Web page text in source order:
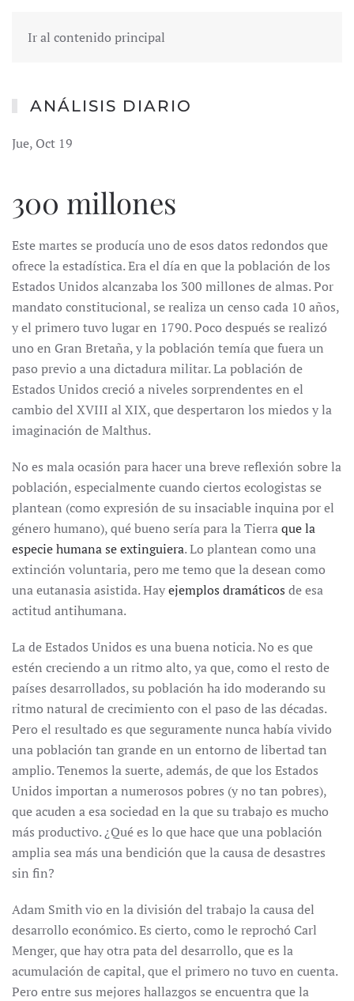
Ir al contenido principal
ANÁLISIS DIARIO
Jue, Oct 19
300 millones
Este martes se producía uno de esos datos redondos que
ofrece la estadística. Era el día en que la población de los
Estados Unidos alcanzaba los 300 millones de almas. Por
mandato constitucional, se realiza un censo cada 10 años,
y el primero tuvo lugar en 1790. Poco después se realizó
uno en Gran Bretaña, y la población temía que fuera un
paso previo a una dictadura militar. La población de
Estados Unidos creció a niveles sorprendentes en el
cambio del XVIII al XIX, que despertaron los miedos y la
imaginación de Malthus.
No es mala ocasión para hacer una breve reflexión sobre la
población, especialmente cuando ciertos ecologistas se
plantean (como expresión de su insaciable inquina por el
género humano), qué bueno sería para la Tierraque la
especie humana se extinguiera. Lo plantean como una
extinción voluntaria, pero me temo que la desean como
una eutanasia asistida. Hayejemplos dramáticos de esa
actitud antihumana.
La de Estados Unidos es una buena noticia. No es que
estén creciendo a un ritmo alto, ya que, como el resto de
países desarrollados, su población ha ido moderando su
ritmo natural de crecimiento con el paso de las décadas.
Pero el resultado es que seguramente nunca había vivido
una población tan grande en un entorno de libertad tan
amplio. Tenemos la suerte, además, de que los Estados
Unidos importan a numerosos pobres (y no tan pobres),
que acuden a esa sociedad en la que su trabajo es mucho
más productivo. ¿Qué es lo que hace que una población
amplia sea más una bendición que la causa de desastres
sin fin?
Adam Smith vio en la división del trabajo la causa del
desarrollo económico. Es cierto, como le reprochó Carl
Menger, que hay otra pata del desarrollo, que es la
acumulación de capital, que el primero no tuvo en cuenta.
Pero entre sus mejores hallazgos se encuentra que la